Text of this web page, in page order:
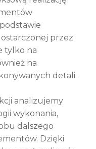
przez
tylko na
na
detali.
analizujemy
wykonania,
dalszego
Dzięki